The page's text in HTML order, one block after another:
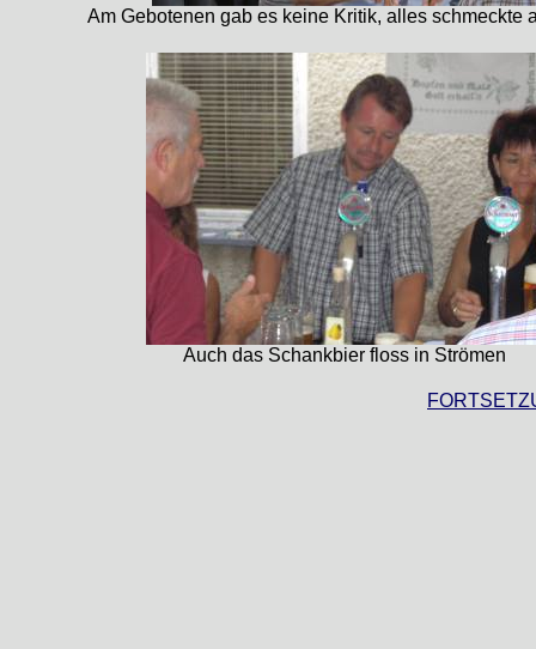
Am Gebotenen gab es keine Kritik, alles schmeckte
Auch das Schankbier floss in Strömen